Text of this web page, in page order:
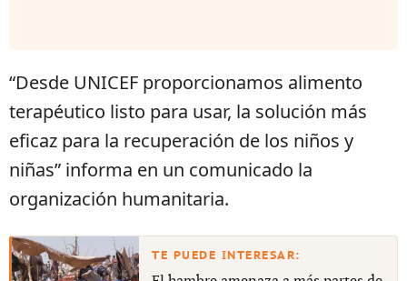
“Desde UNICEF proporcionamos alimento
terapéutico listo para usar, la solución más
eficaz para la recuperación de los niños y
niñas” informa en un comunicado la
organización humanitaria.